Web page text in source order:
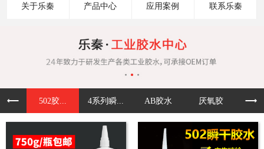
关于乐秦 产品中心 应用案例 联系乐秦
502胶... 4系列瞬... AB胶水 厌氧胶 UV